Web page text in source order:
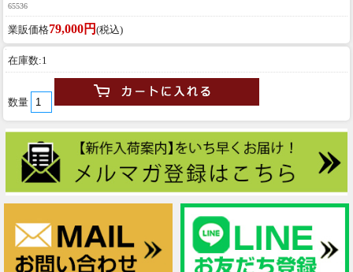
65536
業販価格79,000円 (税込)
在庫数:1
数量